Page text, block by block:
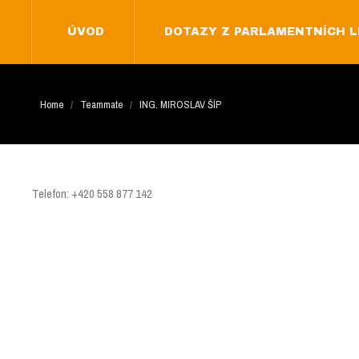
ÚVOD DOTAZY Z PARLAMENTNÍCH
You are here:
Home Teammate ING. MIROSLAV ŠÍP
Telefon: +420 558 877 142
ÚVOD DOTAZY Z PARLAMENTNÍCH